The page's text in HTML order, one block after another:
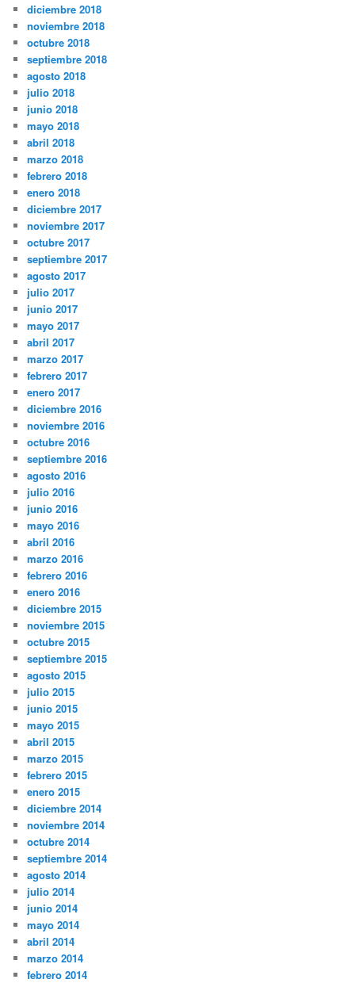
diciembre 2018
noviembre 2018
octubre 2018
septiembre 2018
agosto 2018
julio 2018
junio 2018
mayo 2018
abril 2018
marzo 2018
febrero 2018
enero 2018
diciembre 2017
noviembre 2017
octubre 2017
septiembre 2017
agosto 2017
julio 2017
junio 2017
mayo 2017
abril 2017
marzo 2017
febrero 2017
enero 2017
diciembre 2016
noviembre 2016
octubre 2016
septiembre 2016
agosto 2016
julio 2016
junio 2016
mayo 2016
abril 2016
marzo 2016
febrero 2016
enero 2016
diciembre 2015
noviembre 2015
octubre 2015
septiembre 2015
agosto 2015
julio 2015
junio 2015
mayo 2015
abril 2015
marzo 2015
febrero 2015
enero 2015
diciembre 2014
noviembre 2014
octubre 2014
septiembre 2014
agosto 2014
julio 2014
junio 2014
mayo 2014
abril 2014
marzo 2014
febrero 2014